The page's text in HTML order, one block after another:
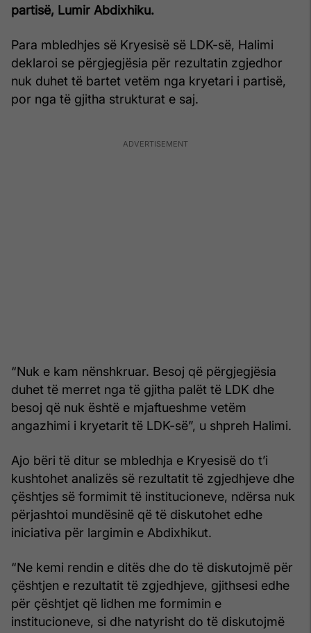
partisë, Lumir Abdixhiku.
Para mbledhjes së Kryesisë së LDK-së, Halimi
deklaroi se përgjegjësia për rezultatin zgjedhor
nuk duhet të bartet vetëm nga kryetari i partisë,
por nga të gjitha strukturat e saj.
“Nuk e kam nënshkruar. Besoj që përgjegjësia
duhet të merret nga të gjitha palët të LDK dhe
besoj që nuk është e mjaftueshme vetëm
angazhimi i kryetarit të LDK-së”, u shpreh Halimi.
Ajo bëri të ditur se mbledhja e Kryesisë do t’i
kushtohet analizës së rezultatit të zgjedhjeve dhe
çështjes së formimit të institucioneve, ndërsa nuk
përjashtoi mundësinë që të diskutohet edhe
iniciativa për largimin e Abdixhikut.
“Ne kemi rendin e ditës dhe do të diskutojmë për
çështjen e rezultatit të zgjedhjeve, gjithsesi edhe
për çështjet që lidhen me formimin e
institucioneve, si dhe natyrisht do të diskutojmë